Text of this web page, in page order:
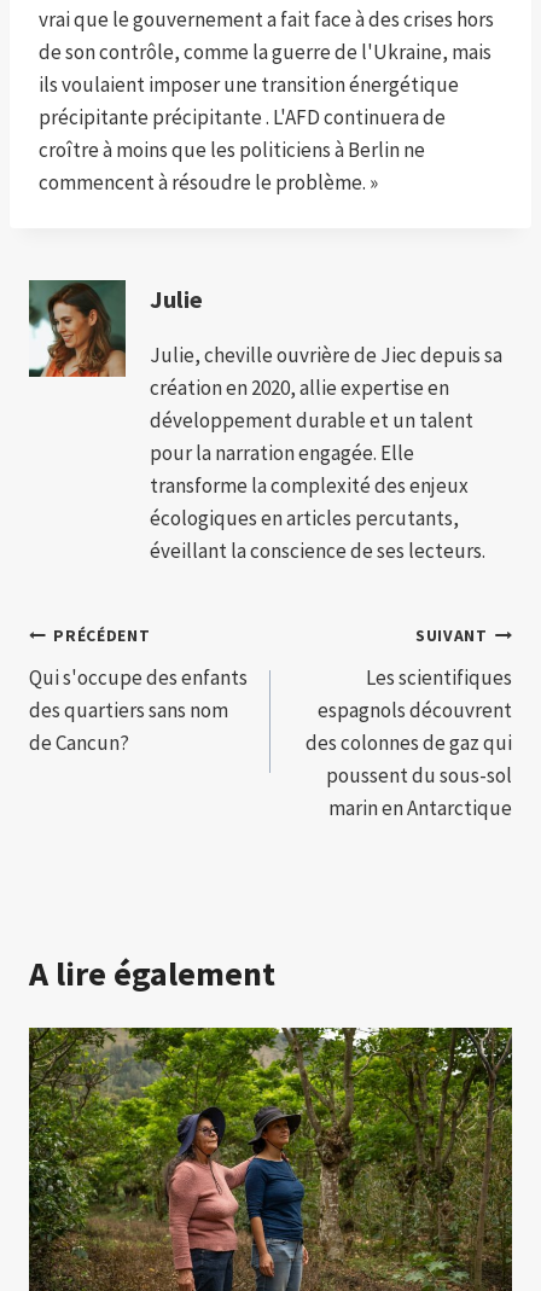
vrai que le gouvernement a fait face à des crises hors
de son contrôle, comme la guerre de l'Ukraine, mais
ils voulaient imposer une transition énergétique
précipitante précipitante . L'AFD continuera de
croître à moins que les politiciens à Berlin ne
commencent à résoudre le problème. »
Julie
Julie, cheville ouvrière de Jiec depuis sa
création en 2020, allie expertise en
développement durable et un talent
pour la narration engagée. Elle
transforme la complexité des enjeux
écologiques en articles percutants,
éveillant la conscience de ses lecteurs.
Navigation
de
l’article
PRÉCÉDENT
Qui s'occupe des enfants
des quartiers sans nom
de Cancun?
SUIVANT
Les scientifiques
espagnols découvrent
des colonnes de gaz qui
poussent du sous-sol
marin en Antarctique
A lire également